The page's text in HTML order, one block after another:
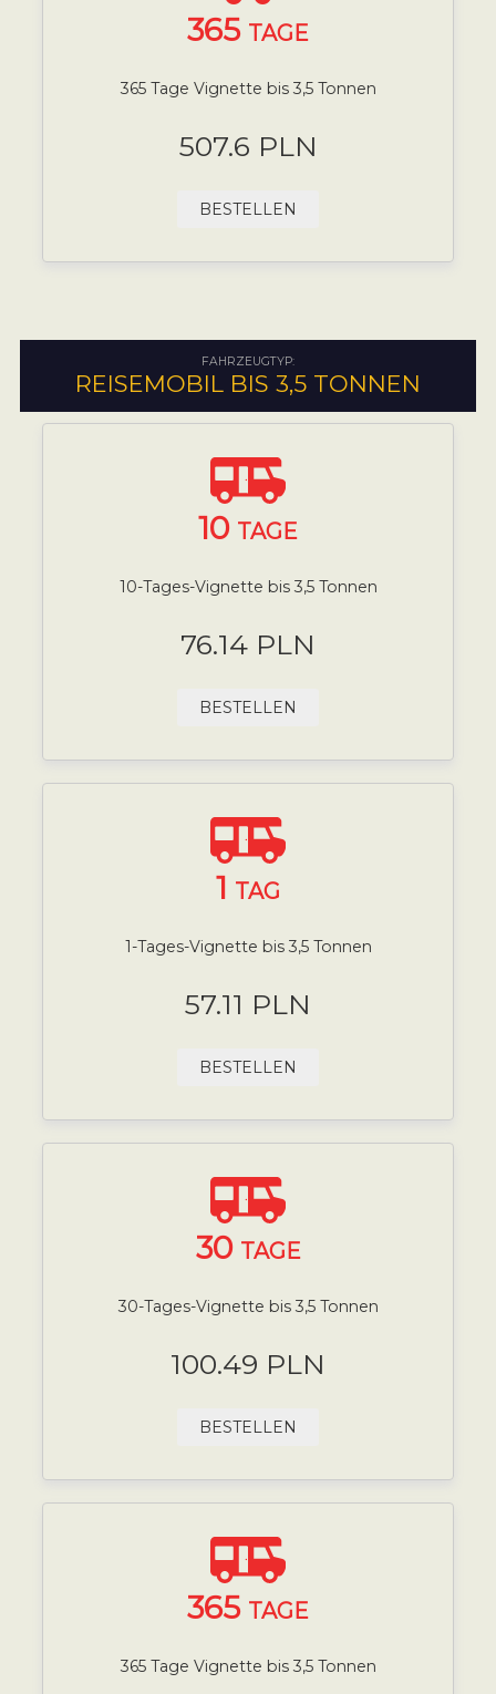
365 TAGE
365 Tage Vignette bis 3,5 Tonnen
507.6 PLN
BESTELLEN
FAHRZEUGTYP:
REISEMOBIL BIS 3,5 TONNEN
10 TAGE
10-Tages-Vignette bis 3,5 Tonnen
76.14 PLN
BESTELLEN
1 TAG
1-Tages-Vignette bis 3,5 Tonnen
57.11 PLN
BESTELLEN
30 TAGE
30-Tages-Vignette bis 3,5 Tonnen
100.49 PLN
BESTELLEN
365 TAGE
365 Tage Vignette bis 3,5 Tonnen